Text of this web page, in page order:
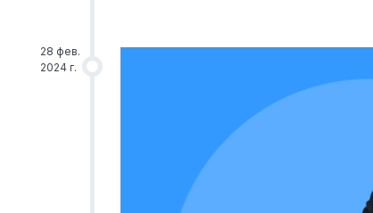
28 фев.
2024 г.